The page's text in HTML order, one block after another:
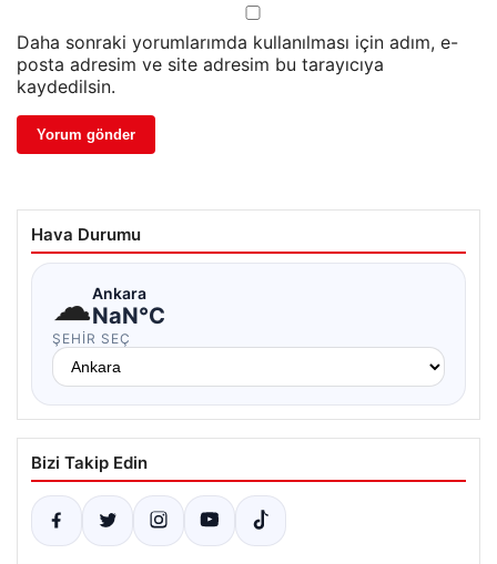
Daha sonraki yorumlarımda kullanılması için adım, e-
posta adresim ve site adresim bu tarayıcıya
kaydedilsin.
Hava Durumu
☁Ankara
NaN°C
ŞEHIR SEÇ
Bizi Takip Edin